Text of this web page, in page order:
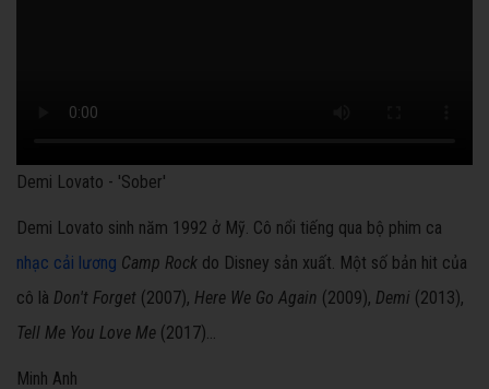
Demi Lovato - 'Sober'
Demi Lovato sinh năm 1992 ở Mỹ. Cô nổi tiếng qua bộ phim ca
nhạc cải lương Camp Rock do Disney sản xuất. Một số bản hit của
cô là Don't Forget (2007), Here We Go Again (2009), Demi (2013),
Tell Me You Love Me (2017)...
Minh Anh